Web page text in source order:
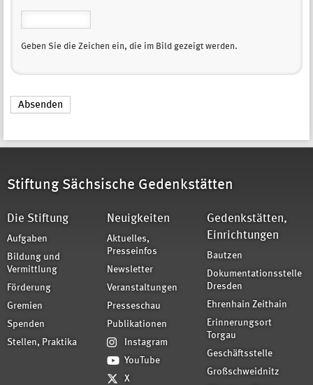
Geben Sie die Zeichen ein, die im Bild gezeigt werden.
Stiftung Sächsische Gedenkstätten
Die Stiftung
Aufgaben
Bildung und
Vermittlung
Förderung
Gremien
Spenden
Stellen, Praktika
Neuigkeiten
Aktuelles,
Presseinfos
Newsletter
Veranstaltungen
Presseschau
Publikationen
Instagram
YouTube
X
Gedenkstätten,
Einrichtungen
Bautzen
Dokumentationsstelle
Dresden
Ehrenhain Zeithain
Erinnerungsort
Torgau
Geschäftsstelle
Großschweidnitz